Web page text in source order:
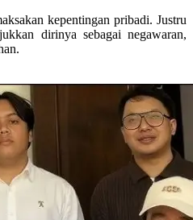
kepentingan pribadi. Justru
dirinya sebagai negawaran,